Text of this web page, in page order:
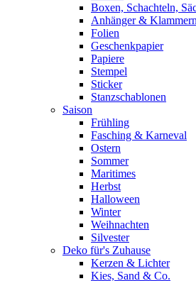
Boxen, Schachteln,
Anhänger & Klammern
Folien
Geschenkpapier
Papiere
Stempel
Sticker
Stanzschablonen
Saison
Frühling
Fasching & Karneval
Ostern
Sommer
Maritimes
Herbst
Halloween
Winter
Weihnachten
Silvester
Deko für's Zuhause
Kerzen & Lichter
Kies, Sand & Co.